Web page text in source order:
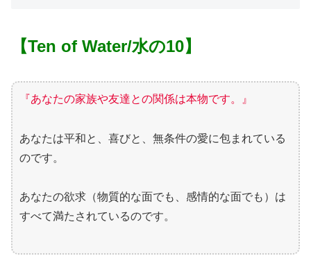
【Ten of Water/水の10】
『あなたの家族や友達との関係は本物です。』
あなたは平和と、喜びと、無条件の愛に包まれている
のです。
あなたの欲求（物質的な面でも、感情的な面でも）は
すべて満たされているのです。